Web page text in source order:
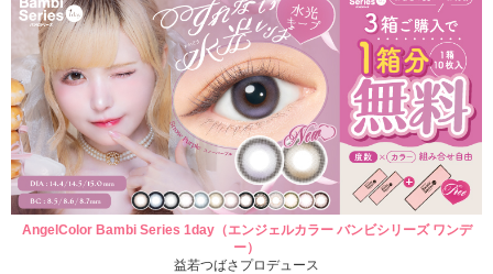
AngelColor Bambi Series 1day（エンジェルカラー バンビシリーズ ワンデ
ー）
益若つばさプロデュース